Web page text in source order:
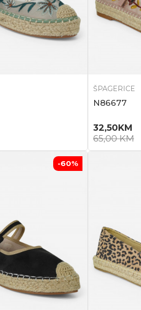
ŠPAGERICE
N86677
32,50KM
65,00KM
-60%